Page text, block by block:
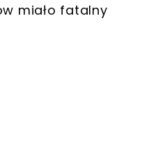
miało fatalny